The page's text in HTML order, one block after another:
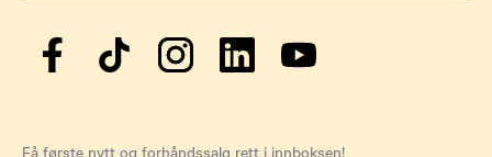
Få første nytt og forhåndssalg rett i innboksen!